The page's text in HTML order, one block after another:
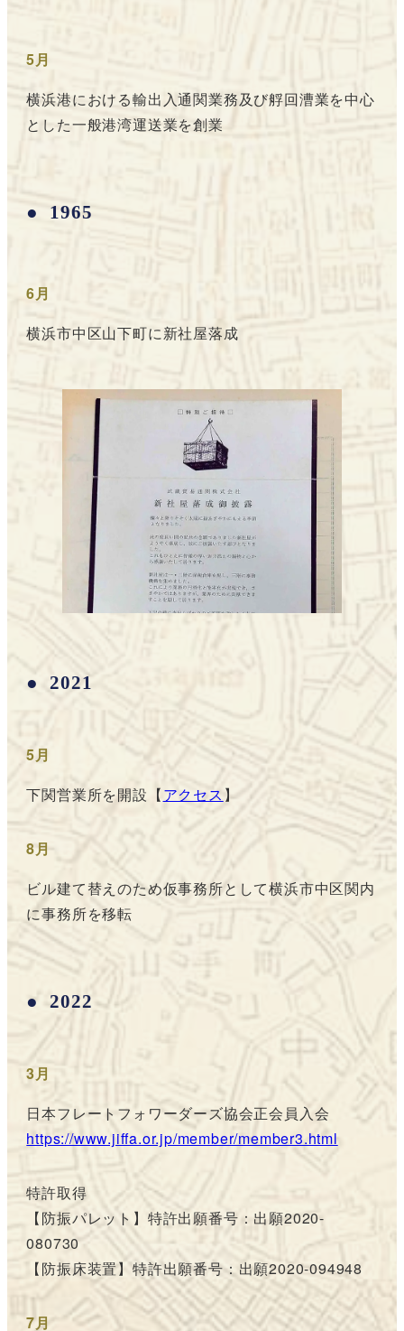
5月
横浜港における輸出入通関業務及び艀回漕業を中心
とした一般港湾運送業を創業
1965
6月
横浜市中区山下町に新社屋落成
2021
5月
下関営業所を開設【アクセス 】
8月
ビル建て替えのため仮事務所として横浜市中区関内
に事務所を移転
2022
3月
日本フレートフォワーダーズ協会正会員入会
https://www.jiffa.or.jp/member/member3.html
特許取得
【防振パレット】特許出願番号：出願2020-
080730
【防振床装置】特許出願番号：出願2020-094948
7月